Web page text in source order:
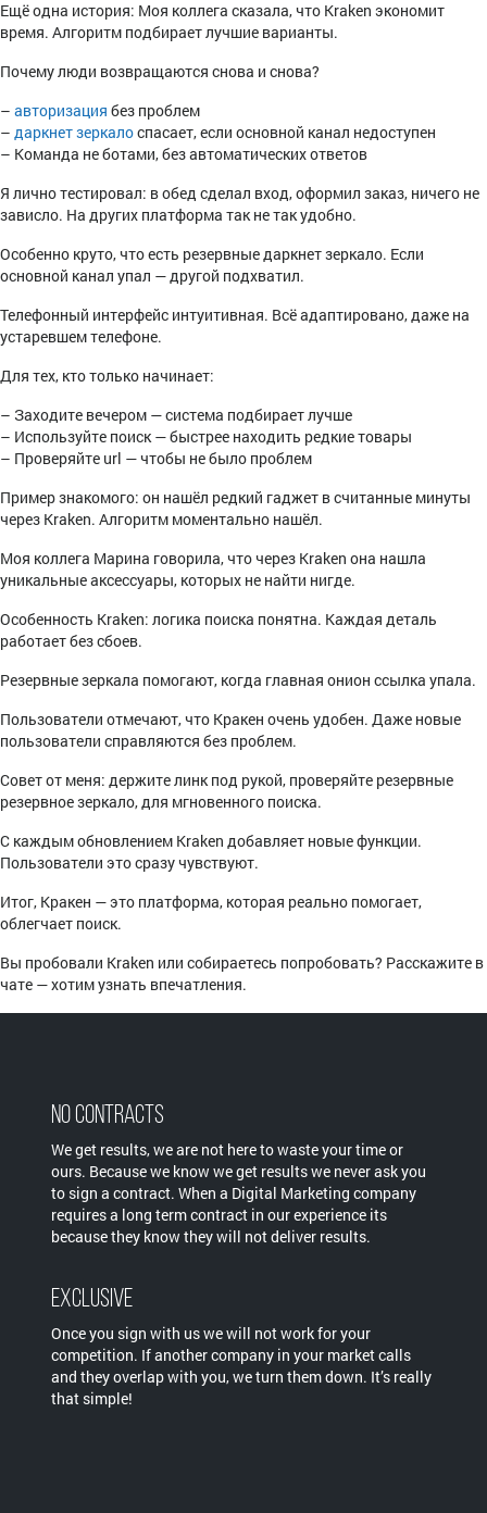
Ещё одна история: Моя коллега сказала, что Kraken экономит
время. Алгоритм подбирает лучшие варианты.
Почему люди возвращаются снова и снова?
– авторизация без проблем
– даркнет зеркалоспасает, если основной канал недоступен
– Команда не ботами, без автоматических ответов
Я лично тестировал: в обед сделал вход, оформил заказ, ничего не
зависло. На других платформа так не так удобно.
Особенно круто, что есть резервные даркнет зеркало. Если
основной канал упал — другой подхватил.
Телефонный интерфейс интуитивная. Всё адаптировано, даже на
устаревшем телефоне.
Для тех, кто только начинает:
– Заходите вечером — система подбирает лучше
– Используйте поиск — быстрее находить редкие товары
– Проверяйте url — чтобы не было проблем
Пример знакомого: он нашёл редкий гаджет в считанные минуты
через Kraken. Алгоритм моментально нашёл.
Моя коллега Марина говорила, что через Kraken она нашла
уникальные аксессуары, которых не найти нигде.
Особенность Kraken: логика поиска понятна. Каждая деталь
работает без сбоев.
Резервные зеркала помогают, когда главная онион ссылка упала.
Пользователи отмечают, что Кракен очень удобен. Даже новые
пользователи справляются без проблем.
Совет от меня: держите линк под рукой, проверяйте резервные
резервное зеркало, для мгновенного поиска.
С каждым обновлением Kraken добавляет новые функции.
Пользователи это сразу чувствуют.
Итог, Кракен — это платформа, которая реально помогает,
облегчает поиск.
Вы пробовали Kraken или собираетесь попробовать? Расскажите в
чате — хотим узнать впечатления.
No Contracts
We get results, we are not here to waste your time or
ours. Because we know we get results we never ask you
to sign a contract. When a Digital Marketing company
requires a long term contract in our experience its
because they know they will not deliver results.
Exclusive
Once you sign with us we will not work for your
competition. If another company in your market calls
and they overlap with you, we turn them down. It’s really
that simple!